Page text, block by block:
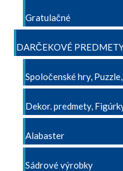
Gratulačné
DARČEKOVÉ
Spoločenské hry,
Dekor. predmety,
Alabaster
Sádrové výrobky